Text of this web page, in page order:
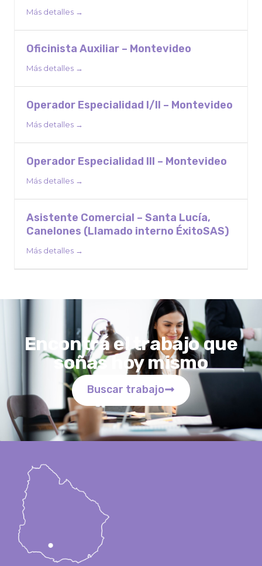
Más detalles
Oficinista Auxiliar – Montevideo
Más detalles
Operador Especialidad I/II – Montevideo
Más detalles
Operador Especialidad III – Montevideo
Más detalles
Asistente Comercial – Santa Lucía,
Canelones (Llamado interno ÉxitoSAS)
Más detalles
Encontrá el trabajo que
soñas hoy mismo
Buscar trabajo